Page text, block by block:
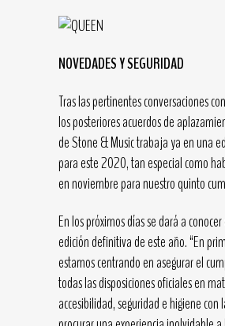
NOVEDADES Y SEGURIDAD
Tras las pertinentes conversaciones
los posteriores acuerdos de
de Stone & Music trabaja ya en una
para este 2020, tan especial como
en noviembre para nuestro quinto
En los próximos días se dará a
edición definitiva de este año. “En
estamos centrando en asegurar el
todas las disposiciones oficiales en
accesibilidad, seguridad e higiene con